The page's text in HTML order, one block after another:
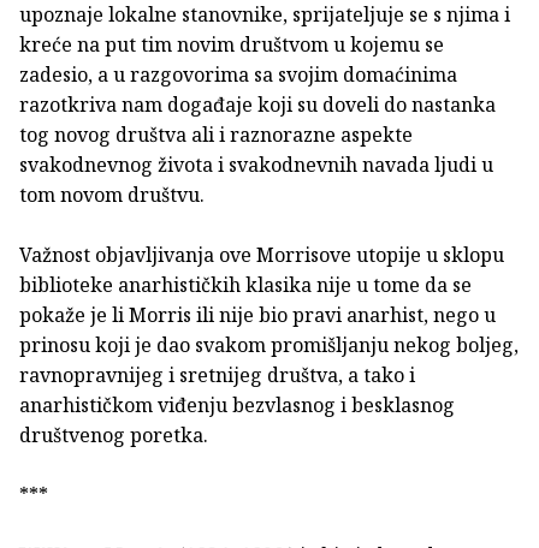
upoznaje lokalne stanovnike, sprijateljuje se s njima i
kreće na put tim novim društvom u kojemu se
zadesio, a u razgovorima sa svojim domaćinima
razotkriva nam događaje koji su doveli do nastanka
tog novog društva ali i raznorazne aspekte
svakodnevnog života i svakodnevnih navada ljudi u
tom novom društvu.
Važnost objavljivanja ove Morrisove utopije u sklopu
biblioteke anarhističkih klasika nije u tome da se
pokaže je li Morris ili nije bio pravi anarhist, nego u
prinosu koji je dao svakom promišljanju nekog boljeg,
ravnopravnijeg i sretnijeg društva, a tako i
anarhističkom viđenju bezvlasnog i besklasnog
društvenog poretka.
***